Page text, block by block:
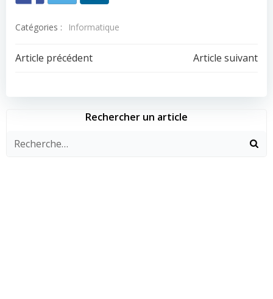
Catégories : Informatique
Navigation
de
l’article
Article précédent
Navigation
de
l’article
Article suivant
Rechercher un article